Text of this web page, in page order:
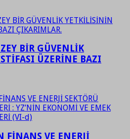
BİR GÜVENLİK
ÜZERİNE BAZI
FİNANS VE ENERJİ